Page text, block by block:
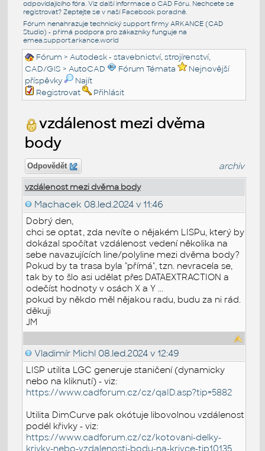
odpovídajícího fóra. Viz další informace o CAD Fóru. Nechcete se
registrovat? Zeptejte se v naší Facebook poradně.
Fórum nenahrazuje technický support firmy ARKANCE (CAD
Studio) - přímá podpora pro zákazníky funguje na
emea.support.arkance.world
Fórum >Autodesk - stavebnictví, strojírenství,
CAD/GIS >AutoCAD Fórum Témata
Nejnovější
příspěvky
Najít
Registrovat
Přihlásit
vzdálenost mezi dvěma
body
Odpovědět archiv
vzdálenost mezi dvěma body
Machacek 08.led.2024 v 11:46
Dobrý den,
chci se optat, zda nevíte o nějakém LISPu, který by
dokázal spočítat vzdálenost vedení několika na
sebe navazujících line/polyline mezi dvěma body?
Pokud by ta trasa byla "přímá", tzn. nevracela se,
tak by to šlo asi udělat přes DATAEXTRACTION a
odečíst hodnoty v osách X a Y ...
pokud by někdo měl nějakou radu, budu za ni rád.
děkuji
JM
Vladimír Michl 08.led.2024 v 12:49
LISP utilita LGC generuje staničení (dynamicky
nebo na kliknutí) - viz:
https://www.cadforum.cz/cz/qaID.asp?tip=5882
Utilita DimCurve pak okótuje libovolnou vzdálenost
podél křivky - viz:
https://www.cadforum.cz/cz/kotovani-delky-
krivky-nebo-vzdalenosti-bodu-na-krivce-tip10135